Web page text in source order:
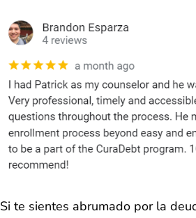
Si te sientes abrumado por la